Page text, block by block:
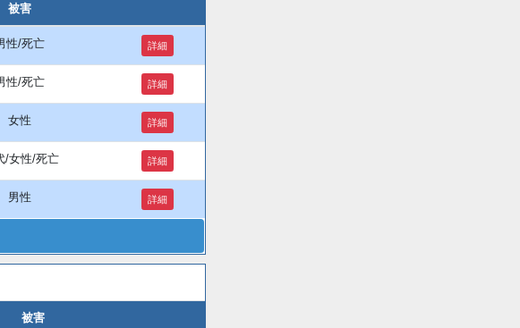
被害
性/死亡 詳細
性/死亡 詳細
女性 詳細
/女性/死亡 詳細
男性 詳細
被害